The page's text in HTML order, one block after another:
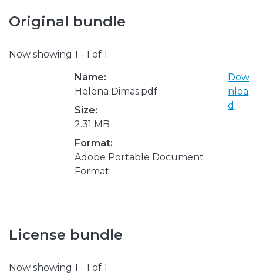
Original bundle
Now showing 1 - 1 of 1
Name:
Helena Dimas.pdf
Size:
2.31 MB
Format:
Adobe Portable Document
Format
Dow
nloa
d
License bundle
Now showing 1 - 1 of 1